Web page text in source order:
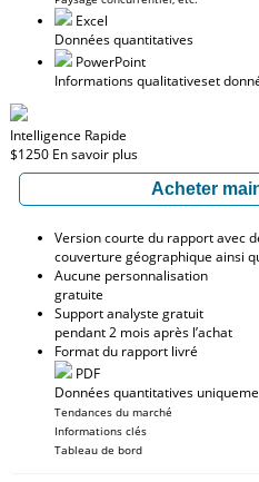
Excel
Données quantitatives
PowerPoint
Informations qualitativeset
Intelligence Rapide
$1250 En savoir plus
Acheter
Version courte du rapport avec
couverture géographique ainsi
Aucune personnalisation
gratuite
Support analyste gratuit
pendant 2 mois après l’achat
Format du rapport livré
PDF
Données quantitatives
Tendances du marché
Informations clés
Tableau de bord